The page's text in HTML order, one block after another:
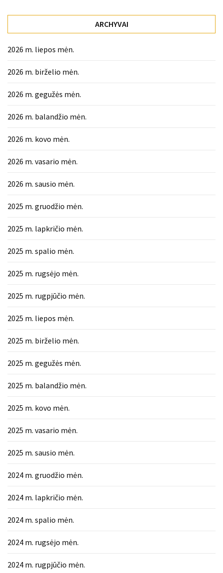
ARCHYVAI
2026 m. liepos mėn.
2026 m. birželio mėn.
2026 m. gegužės mėn.
2026 m. balandžio mėn.
2026 m. kovo mėn.
2026 m. vasario mėn.
2026 m. sausio mėn.
2025 m. gruodžio mėn.
2025 m. lapkričio mėn.
2025 m. spalio mėn.
2025 m. rugsėjo mėn.
2025 m. rugpjūčio mėn.
2025 m. liepos mėn.
2025 m. birželio mėn.
2025 m. gegužės mėn.
2025 m. balandžio mėn.
2025 m. kovo mėn.
2025 m. vasario mėn.
2025 m. sausio mėn.
2024 m. gruodžio mėn.
2024 m. lapkričio mėn.
2024 m. spalio mėn.
2024 m. rugsėjo mėn.
2024 m. rugpjūčio mėn.